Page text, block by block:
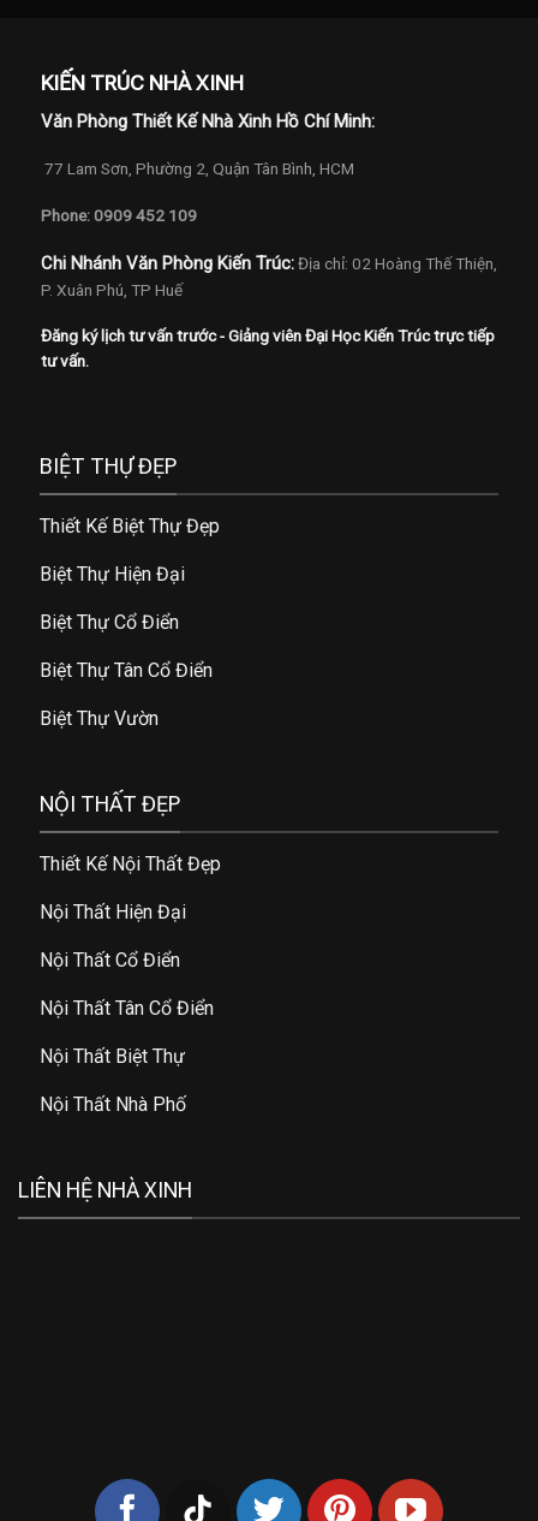
KIẾN TRÚC NHÀ XINH
Văn Phòng Thiết Kế Nhà Xinh Hồ Chí Minh:
77 Lam Sơn, Phường 2, Quận Tân Bình, HCM
Phone: 0909 452 109
Chi Nhánh Văn Phòng Kiến Trúc: Địa chỉ: 02 Hoàng Thế Thiện,
P. Xuân Phú, TP Huế
Đăng ký lịch tư vấn trước - Giảng viên Đại Học Kiến Trúc trực tiếp
tư vấn.
BIỆT THỰ ĐẸP
Thiết Kế Biệt Thự Đẹp
Biệt Thự Hiện Đại
Biệt Thự Cổ Điển
Biệt Thự Tân Cổ Điển
Biệt Thự Vườn
NỘI THẤT ĐẸP
Thiết Kế Nội Thất Đẹp
Nội Thất Hiện Đại
Nội Thất Cổ Điển
Nội Thất Tân Cổ Điển
Nội Thất Biệt Thự
Nội Thất Nhà Phố
LIÊN HỆ NHÀ XINH